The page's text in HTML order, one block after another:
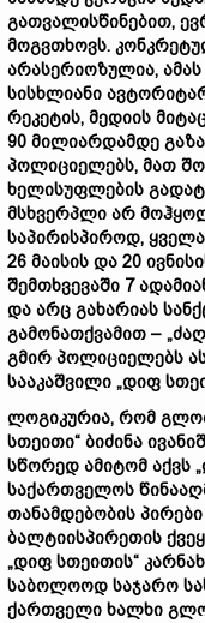
გათვალისწინებით,
მოგვთხოვს.
არასერიოზულია,
სისხლიანი
რეკეტის, მედიის
90 მილიარდამდე
პოლიციელებს, მათ
ხელისუფლების
მსხვერპლი არ
საპირისპიროდ,
26 მაისის და 20
შემთხვევაში 7
და არც გახარიას
გამონათქვამით –
გმირ პოლიციელებს
სააკაშვილი „დიფ
ლოგიკურია, რომ
სთეითი“ ბიძინა
სწორედ ამიტომ აქვს
საქართველოს
თანამდებობის
ბალტიისპირეთის
„დიფ სთეითის“
საბოლოოდ საჯარო
ქართველი ხალხი